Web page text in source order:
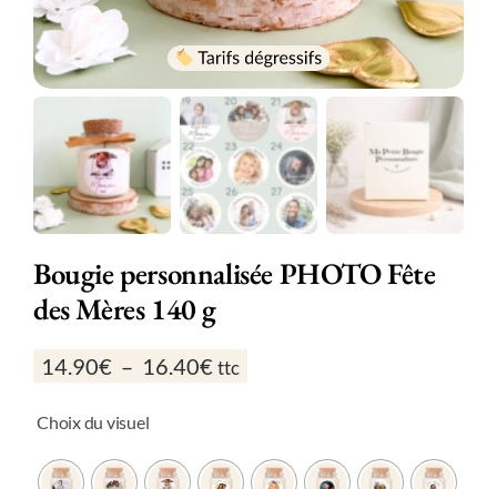
Bougie personnalisée PHOTO Fête
des Mères 140 g
14.90€ – 16.40€ Plage
de
à
ttc
Choix du visuel